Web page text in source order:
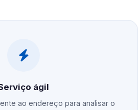
ágil
ao endereço para analisar o